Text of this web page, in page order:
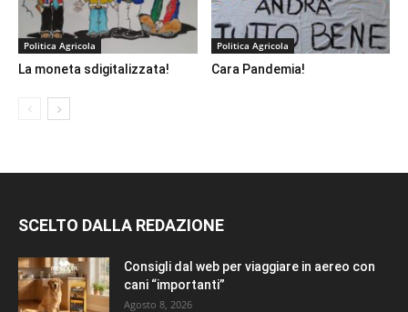
Politica Agricola
La moneta sdigitalizzata!
Politica Agricola
Cara Pandemia!
SCELTO DALLA REDAZIONE
Consigli dal web per viaggiare in aereo con
cani “importanti”
Agosto 8, 2026